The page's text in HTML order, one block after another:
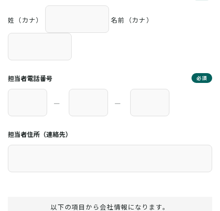
姓（カナ） 名前（カナ）
担当者電話番号 必須
― ―
担当者住所（連絡先）
以下の項目から会社情報になります。